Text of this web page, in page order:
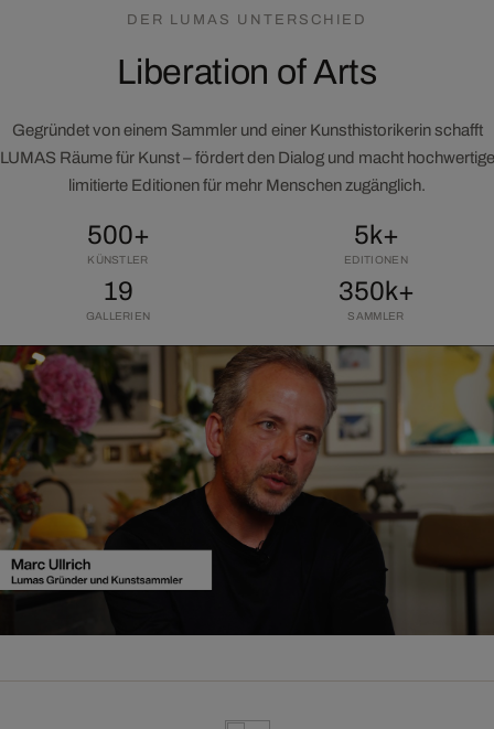
DER LUMAS UNTERSCHIED
Liberation of Arts
Gegründet von einem Sammler und einer Kunsthistorikerin schafft
LUMAS Räume für Kunst – fördert den Dialog und macht hochwertige
limitierte Editionen für mehr Menschen zugänglich.
500+
KÜNSTLER
5k+
EDITIONEN
19
GALLERIEN
350k+
SAMMLER